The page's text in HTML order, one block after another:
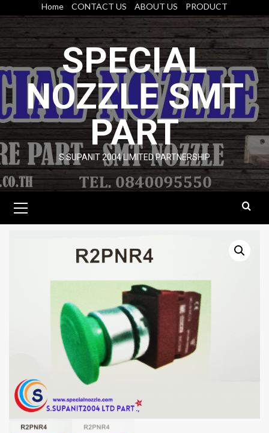
content
Home CONTACT US ABOUT US PRODUCT
SPECIAL
NOZZLE SMT
PART
S.SUPANIT 2004 LIMITED PARTNERSHIP
Menu